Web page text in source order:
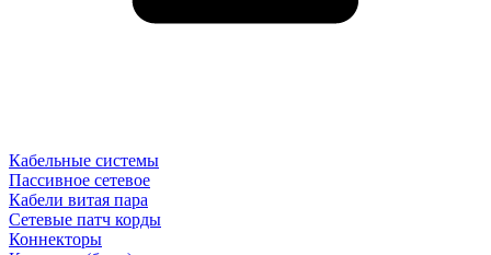
Кабельные системы
Пассивное сетевое
Кабели витая пара
Сетевые патч корды
Коннекторы